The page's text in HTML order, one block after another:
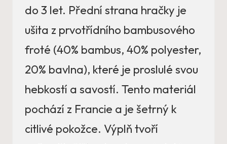
do 3 let. Přední strana hračky je
ušita z prvotřídního bambusového
froté (40% bambus, 40% polyester,
20% bavlna), které je proslulé svou
hebkostí a savostí. Tento materiál
pochází z Francie a je šetrný k
citlivé pokožce. Výplň tvoří